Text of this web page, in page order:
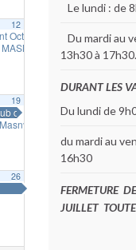
12
Octobre Rose14 h 00 min
17 h 00 min
19
des Artistes
26
Le lundi : de
Du mardi au
13h30 à 17h30.
DURANT LES
Du lundi de
du mardi au
16h30
FERMETURE
JUILLET